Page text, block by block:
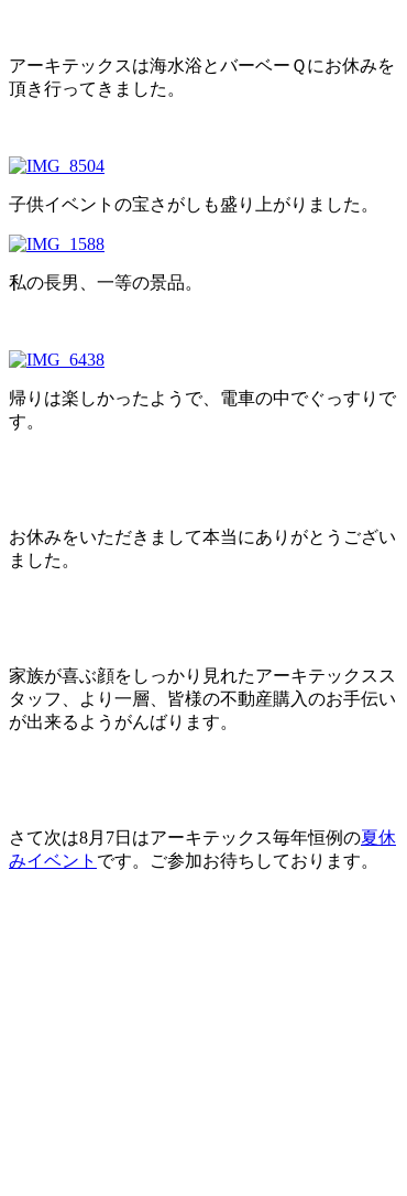
アーキテックスは海水浴とバーベーＱにお休みを
頂き行ってきました。
子供イベントの宝さがしも盛り上がりました。
私の長男、一等の景品。
帰りは楽しかったようで、電車の中でぐっすりで
す。
お休みをいただきまして本当にありがとうござい
ました。
家族が喜ぶ顔をしっかり見れたアーキテックスス
タッフ、より一層、皆様の不動産購入のお手伝い
が出来るようがんばります。
さて次は8月7日はアーキテックス毎年恒例の夏休
みイベント です。ご参加お待ちしております。